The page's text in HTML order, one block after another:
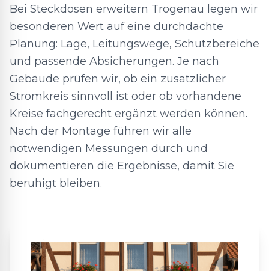
Bei Steckdosen erweitern Trogenau legen wir
besonderen Wert auf eine durchdachte
Planung: Lage, Leitungswege, Schutzbereiche
und passende Absicherungen. Je nach
Gebäude prüfen wir, ob ein zusätzlicher
Stromkreis sinnvoll ist oder ob vorhandene
Kreise fachgerecht ergänzt werden können.
Nach der Montage führen wir alle
notwendigen Messungen durch und
dokumentieren die Ergebnisse, damit Sie
beruhigt bleiben.